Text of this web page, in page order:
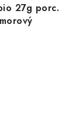
27g porc.